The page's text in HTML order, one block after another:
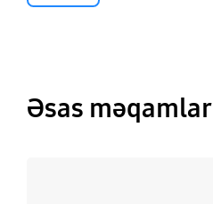
Əsas məqamlar